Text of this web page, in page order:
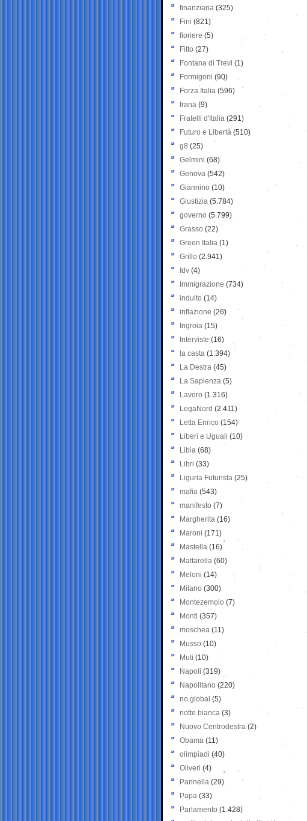
finanziaria (325)
Fini (821)
fioriere (5)
Fitto (27)
Fontana di Trevi (1)
Formigoni (90)
Forza Italia (596)
frana (9)
Fratelli d'Italia (291)
Futuro e Libertà (510)
g8 (25)
Gelmini (68)
Genova (542)
Giannino (10)
Giustizia (5.784)
governo (5.799)
Grasso (22)
Green Italia (1)
Grillo (2.941)
Idv (4)
Immigrazione (734)
indulto (14)
inflazione (26)
Ingroia (15)
Interviste (16)
la casta (1.394)
La Destra (45)
La Sapienza (5)
Lavoro (1.316)
LegaNord (2.411)
Letta Enrico (154)
Liberi e Uguali (10)
Libia (68)
Libri (33)
Liguria Futurista (25)
mafia (543)
manifesto (7)
Margherita (16)
Maroni (171)
Mastella (16)
Mattarella (60)
Meloni (14)
Milano (300)
Montezemolo (7)
Monti (357)
moschea (11)
Musso (10)
Muti (10)
Napoli (319)
Napolitano (220)
no global (5)
notte bianca (3)
Nuovo Centrodestra (2)
Obama (11)
olimpiadi (40)
Oliveri (4)
Pannella (29)
Papa (33)
Parlamento (1.428)